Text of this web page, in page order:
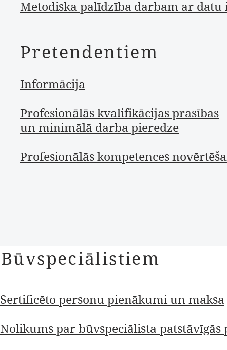
Metodiska palīdzība darbam ar datu
Pretendentiem
Informācija
Profesionālās kvalifikācijas prasības
un minimālā darba pieredze
Profesionālās kompetences
Būvspeciālistiem
Sertificēto personu pienākumi un maksa
Nolikums par būvspeciālista